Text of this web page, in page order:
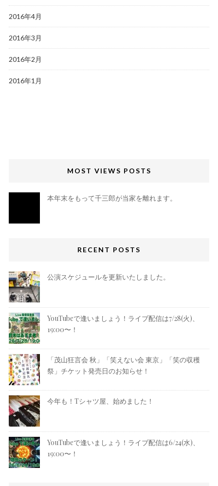
2016年4月
2016年3月
2016年2月
2016年1月
MOST VIEWS POSTS
本年末をもって千三郎が当家を離れます。
RECENT POSTS
公演スケジュールを更新いたしました。
YouTubeで逢いましょう！ライブ配信は7/28(火)、
19:00〜！
「茂山狂言会 秋」「笑えない会 東京」「笑の収穫
祭」チケット発売日のお知らせ！
今年も！Tシャツ屋、始めました！
YouTubeで逢いましょう！ライブ配信は6/24(水)、
19:00〜！